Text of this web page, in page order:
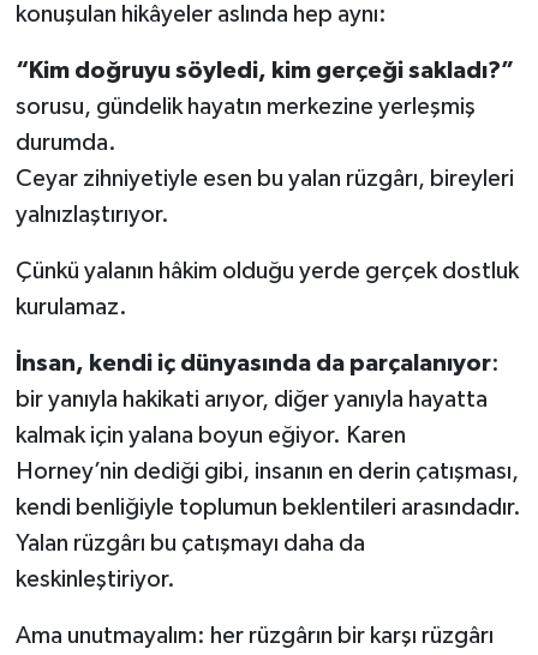
konuşulan hikâyeler aslında hep aynı:
“Kim doğruyu söyledi, kim gerçeği sakladı?”
sorusu, gündelik hayatın merkezine yerleşmiş
durumda.
Ceyar zihniyetiyle esen bu yalan rüzgârı, bireyleri
yalnızlaştırıyor.
Çünkü yalanın hâkim olduğu yerde gerçek dostluk
kurulamaz.
İnsan, kendi iç dünyasında da parçalanıyor:
bir yanıyla hakikati arıyor, diğer yanıyla hayatta
kalmak için yalana boyun eğiyor. Karen
Horney’nin dediği gibi, insanın en derin çatışması,
kendi benliğiyle toplumun beklentileri arasındadır.
Yalan rüzgârı bu çatışmayı daha da
keskinleştiriyor.
Ama unutmayalım: her rüzgârın bir karşı rüzgârı